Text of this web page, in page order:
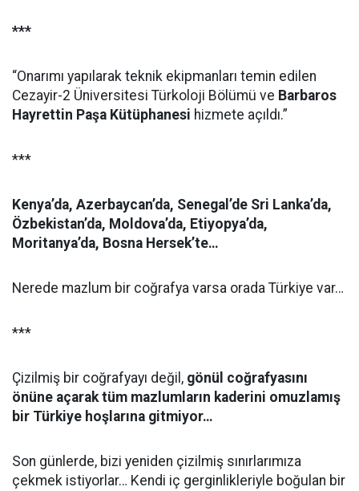
***
“Onarımı yapılarak teknik ekipmanları temin edilen
Cezayir-2 Üniversitesi Türkoloji Bölümü ve Barbaros
Hayrettin Paşa Kütüphanesi hizmete açıldı.”
***
Kenya’da, Azerbaycan’da, Senegal’de Sri Lanka’da,
Özbekistan’da, Moldova’da, Etiyopya’da,
Moritanya’da, Bosna Hersek’te…
Nerede mazlum bir coğrafya varsa orada Türkiye var…
***
Çizilmiş bir coğrafyayı değil, gönül coğrafyasını
önüne açarak tüm mazlumların kaderini omuzlamış
bir Türkiye hoşlarına gitmiyor…
Son günlerde, bizi yeniden çizilmiş sınırlarımıza
çekmek istiyorlar… Kendi iç gerginlikleriyle boğulan bir